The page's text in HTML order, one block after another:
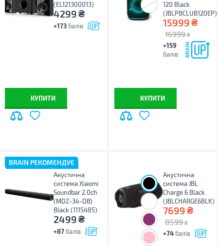
(EL121300013)
4299₴
+173 балів
КУПИТИ
120 Black
(JBLPBCLUB120EP)
15999₴
16999 ₴
+159
балів
КУПИТИ
BRAIN РЕКОМЕНДУЄ
Акустична
система Xiaomi
Soundbar 2.0ch
(MDZ-34-DB)
Black (1115485)
2499₴
+87 балів
Акустична
система JBL
Charge 6 Black
(JBLCHARGE6BLK)
7699₴
8599 ₴
+74 балів